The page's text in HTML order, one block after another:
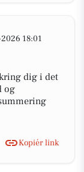
18:01
dig i det
og
Kopiér link